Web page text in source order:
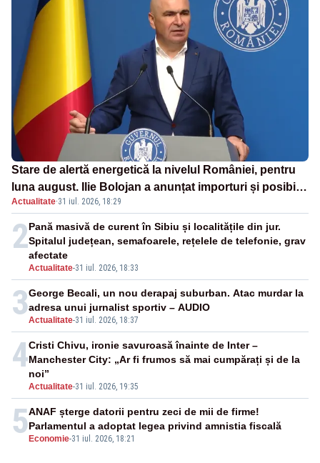
Stare de alertă energetică la nivelul României, pentru
luna august. Ilie Bolojan a anunțat importuri și posibile
restricții – VIDEO
Actualitate·31 iul. 2026, 18:29
2
Actualitate-31 iul. 2026, 18:33
Pană masivă de curent în Sibiu și localitățile din jur.
Spitalul județean, semafoarele, rețelele de telefonie, grav
afectate
3Actualitate-31 iul. 2026, 18:37
George Becali, un nou derapaj suburban. Atac murdar la
adresa unui jurnalist sportiv – AUDIO
4
Actualitate-31 iul. 2026, 19:35
Cristi Chivu, ironie savuroasă înainte de Inter –
Manchester City: „Ar fi frumos să mai cumpărați și de la
noi”
5 Economie-31 iul. 2026, 18:21
ANAF șterge datorii pentru zeci de mii de firme!
Parlamentul a adoptat legea privind amnistia fiscală